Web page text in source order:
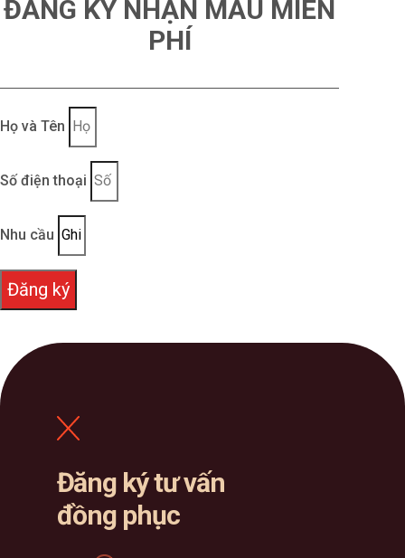
ĐĂNG KÝ NHẬN MẪU MIỄN
PHÍ
Họ và Tên
Số điện thoại
Nhu cầu
Đăng ký
Đăng ký tư vấn
đồng phục